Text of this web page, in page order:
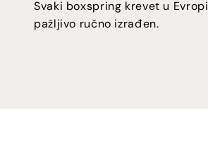
Svaki boxspring krevet u Evropi
pažljivo ručno izrađen.